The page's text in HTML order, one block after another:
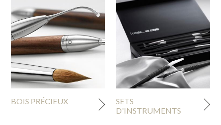
BOIS PRÉCIEUX
SETS
D'INSTRUMENTS